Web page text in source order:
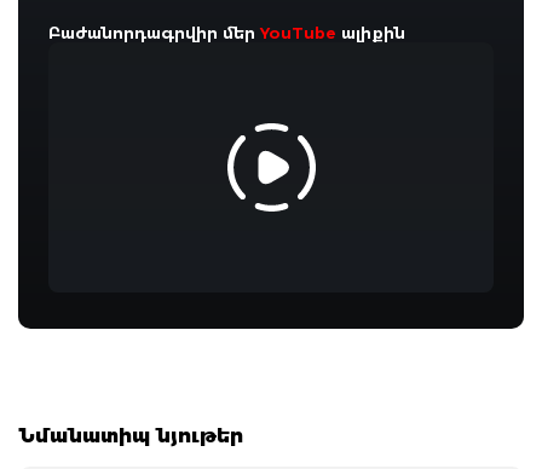
Բաժանորդագրվիր մերYouTube ալիքին
Նմանատիպ նյութեր